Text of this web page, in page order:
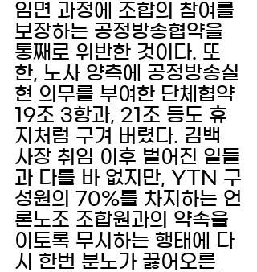
임면 과정에 조합의 참여를
보장하는 공정방송협약을
통째로 위반한 것이다. 또
한, 노사 양측에 공정방송실
현 의무를 부여한 단체협약
19조 3항과, 21조 등도 휴
지처럼 구겨 버렸다. 김백
사장 취임 이후 벌어진 일들
과 다를 바 없지만, YTN 구
성원의 70%를 차지하는 언
론노조 조합원과의 약속을
이토록 무시하는 행태에 다
시 한번 분노가 끓어오른